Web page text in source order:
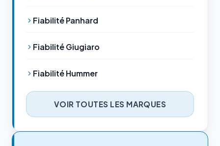
Fiabilité Panhard
Fiabilité Giugiaro
Fiabilité Hummer
VOIR TOUTES LES MARQUES